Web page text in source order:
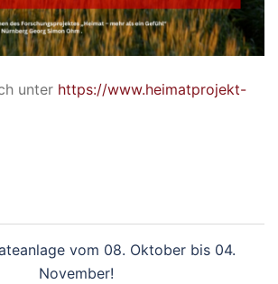
unter https://www.heimatprojekt-
vom 08. Oktober bis 04.
November!